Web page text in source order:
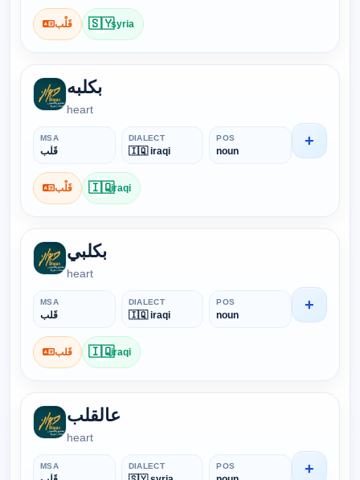
قَلْب 🇸🇾syria
بكلبه
heart
MSA
قَلْب
DIALECT
🇮🇶 iraqi
POS
noun
قَلْب 🇮🇶iraqi
+
بكلبي
heart
MSA
قَلب
DIALECT
🇮🇶 iraqi
POS
noun
قَلب 🇮🇶iraqi
+
عالقلب
heart
MSA DIALECT POS +